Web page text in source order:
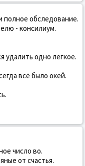
обследование.
- консилиум.
удалить одно легкое.
всё было окей.
число во.
от счастья.